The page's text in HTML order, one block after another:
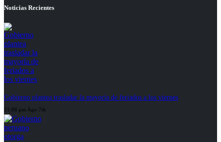
Noticias Recientes
Gobierno plantea trasladar la mayoría de feriados a los viernes
11:08 pm Ago 7th